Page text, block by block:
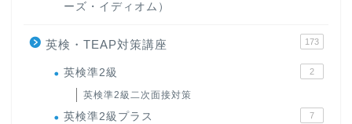
ーズ・イディオム）
英検・TEAP対策講座 173
英検準2級 2
英検準2級二次面接対策
英検準2級プラス 7